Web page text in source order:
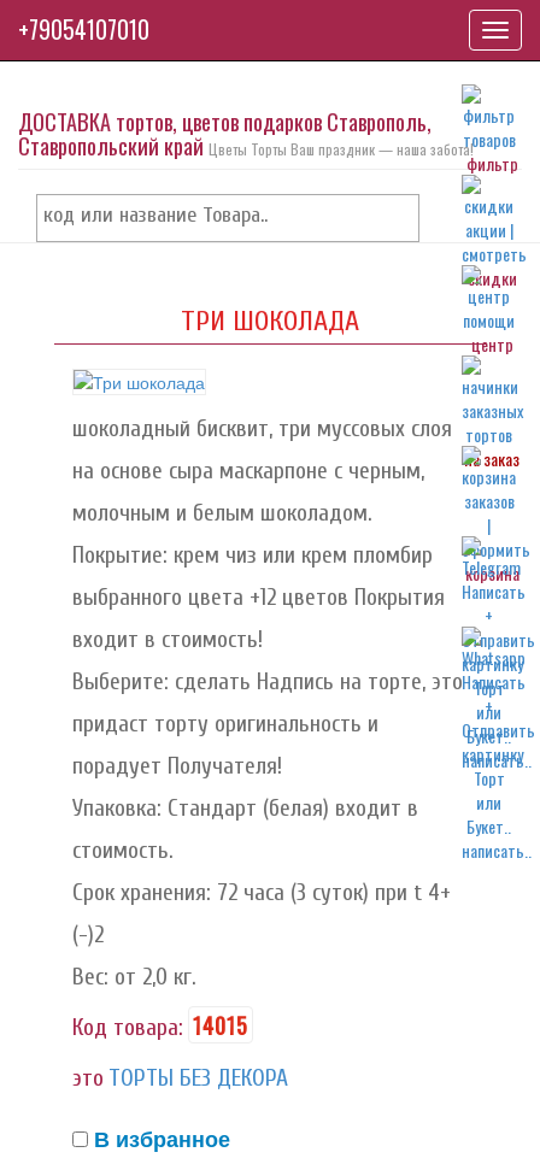
фильтр
скидки
центр
на заказ
корзина
написать..
написать..
ДОСТАВКА тортов, цветов подарков Ставрополь,
Ставропольский край Цветы Торты Ваш праздник — наша забота!
ТРИ ШОКОЛАДА
шоколадный бисквит, три муссовых слоя
на основе сыра маскарпоне с черным,
молочным и белым шоколадом.
Покрытие: крем чиз или крем пломбир
выбранного цвета +12 цветов Покрытия
входит в стоимость!
Выберите: сделать Надпись на торте, это
придаст торту оригинальность и
порадует Получателя!
Упаковка: Стандарт (белая) входит в
стоимость.
Срок хранения: 72 часа (3 суток) при t 4+
(-)2
Вес: от 2,0 кг.
Код товара: 14015
это ТОРТЫ БЕЗ ДЕКОРА
В избранное
+79054107010